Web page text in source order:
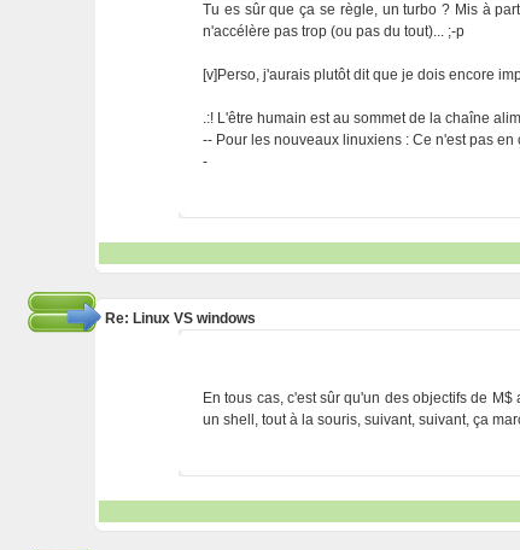
Tu es sûr que ça se règle, un turbo ? Mis à
n'accélère pas trop (ou pas du tout)... ;-p
[v]Perso, j'aurais plutôt dit que je dois encore
.:! L'être humain est au sommet de la chaîne
-- Pour les nouveaux linuxiens : Ce n'est pas
-
Re: Linux VS windows
En tous cas, c'est sûr qu'un des objectifs de
un shell, tout à la souris, suivant, suivant, ça